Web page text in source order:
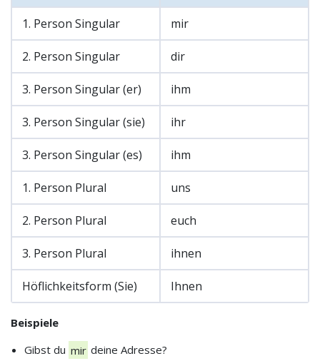
1. Person Singular mir
2. Person Singular dir
3. Person Singular (er) ihm
3. Person Singular (sie) ihr
3. Person Singular (es) ihm
1. Person Plural uns
2. Person Plural euch
3. Person Plural ihnen
Höflichkeitsform (Sie) Ihnen
Beispiele
Gibst du mir deine Adresse?